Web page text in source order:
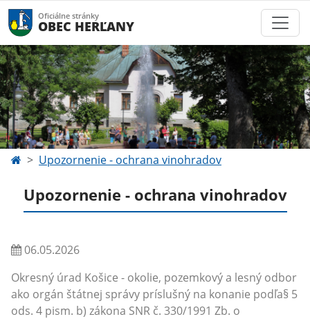
Oficiálne stránky
OBEC HERĽANY
Upozornenie - ochrana vinohradov
Upozornenie - ochrana vinohradov
06.05.2026
Okresný úrad Košice - okolie, pozemkový a lesný odbor
ako orgán štátnej správy príslušný na konanie podľa§ 5
ods. 4 pism. b) zákona SNR č. 330/1991 Zb. o